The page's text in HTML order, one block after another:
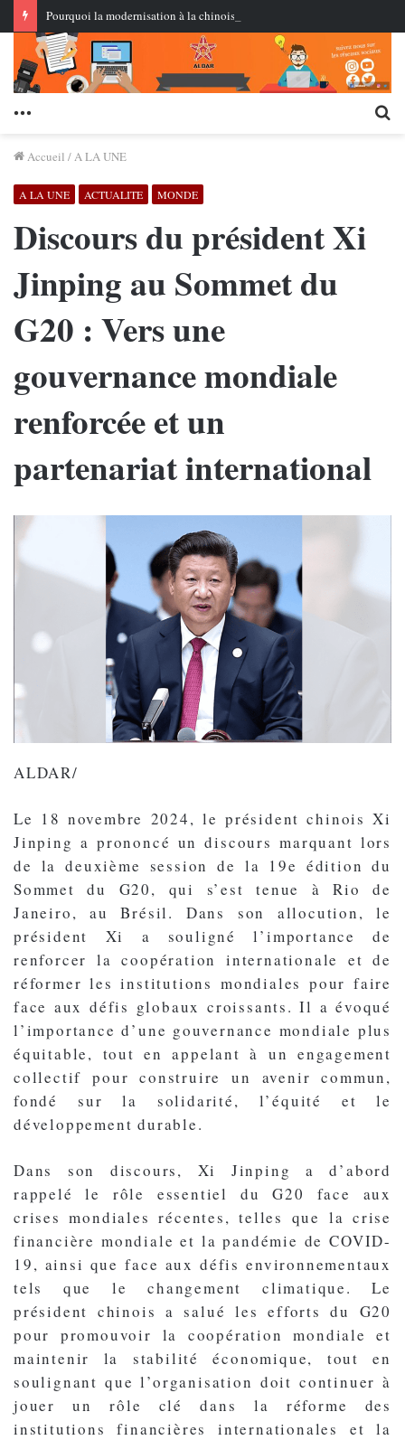
Accueil /A LA UNE
A LA UNE ACTUALITE MONDE
Discours du président Xi
Jinping au Sommet du
G20 : Vers une
gouvernance mondiale
renforcée et un
partenariat international
ALDAR/
Le 18 novembre 2024, le président chinois Xi
Jinping a prononcé un discours marquant lors
de la deuxième session de la 19e édition du
Sommet du G20, qui s’est tenue à Rio de
Janeiro, au Brésil. Dans son allocution, le
président Xi a souligné l’importance de
renforcer la coopération internationale et de
réformer les institutions mondiales pour faire
face aux défis globaux croissants. Il a évoqué
l’importance d’une gouvernance mondiale plus
équitable, tout en appelant à un engagement
collectif pour construire un avenir commun,
fondé sur la solidarité, l’équité et le
développement durable.
Dans son discours, Xi Jinping a d’abord
rappelé le rôle essentiel du G20 face aux
crises mondiales récentes, telles que la crise
financière mondiale et la pandémie de COVID-
19, ainsi que face aux défis environnementaux
tels que le changement climatique. Le
président chinois a salué les efforts du G20
pour promouvoir la coopération mondiale et
maintenir la stabilité économique, tout en
soulignant que l’organisation doit continuer à
jouer un rôle clé dans la réforme des
institutions financières internationales et la